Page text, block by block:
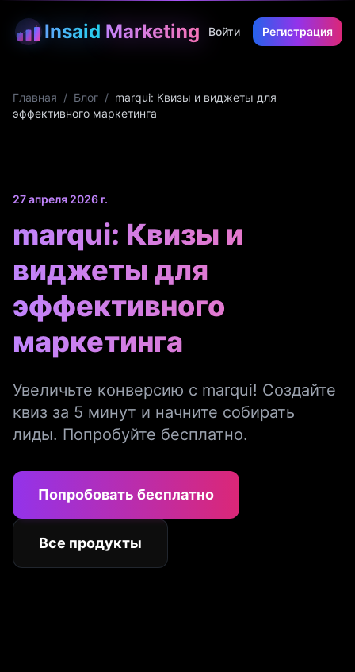
Insaid Marketing Войти Регистрация
Главная / Блог / marqui: Квизы и виджеты для
эффективного маркетинга
27 апреля 2026 г.
marqui: Квизы и
виджеты для
эффективного
маркетинга
Увеличьте конверсию с marqui! Создайте
квиз за 5 минут и начните собирать
лиды. Попробуйте бесплатно.
Попробовать бесплатно
Все продукты